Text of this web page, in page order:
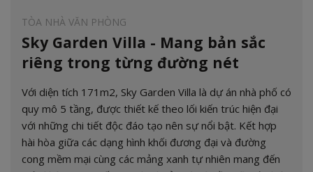
TÒA NHÀ VĂN PHÒNG
Sky Garden Villa - Mang bản sắc
riêng trong từng đường nét
Với diện tích 171m2, Sky Garden Villa là dự án nhà phố có
quy mô 5 tầng, được thiết kế theo lối kiến trúc hiện đại
với những chi tiết độc đáo tạo nên sự nổi bật. Kết hợp
hài hòa giữa các dạng hình khối đương đại và đường
cong mềm mại cùng các mảng xanh tự nhiên mang đến